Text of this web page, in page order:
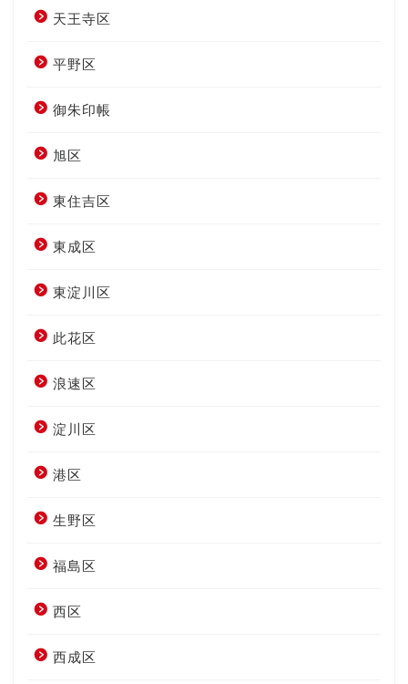
天王寺区
平野区
御朱印帳
旭区
東住吉区
東成区
東淀川区
此花区
浪速区
淀川区
港区
生野区
福島区
西区
西成区